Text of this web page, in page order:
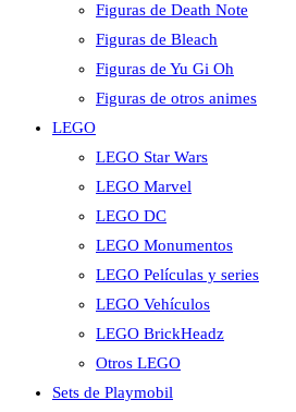
Figuras de Death Note
Figuras de Bleach
Figuras de Yu Gi Oh
Figuras de otros animes
LEGO
LEGO Star Wars
LEGO Marvel
LEGO DC
LEGO Monumentos
LEGO Películas y series
LEGO Vehículos
LEGO BrickHeadz
Otros LEGO
Sets de Playmobil